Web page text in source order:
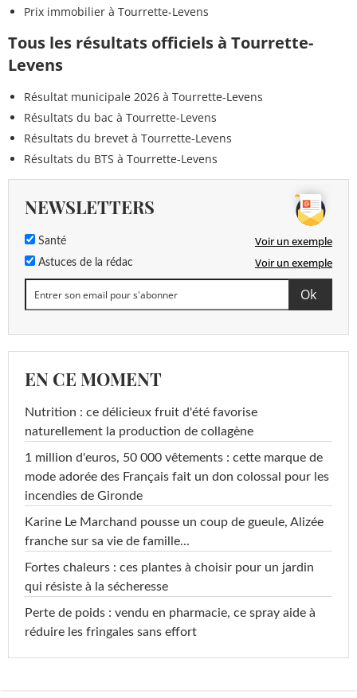
Prix immobilier à Tourrette-Levens
Tous les résultats officiels à Tourrette-
Levens
Résultat municipale 2026 à Tourrette-Levens
Résultats du bac à Tourrette-Levens
Résultats du brevet à Tourrette-Levens
Résultats du BTS à Tourrette-Levens
NEWSLETTERS
Santé Voir un exemple
Astuces de la rédac Voir un exemple
EN CE MOMENT
Nutrition : ce délicieux fruit d'été favorise
naturellement la production de collagène
1 million d'euros, 50 000 vêtements : cette marque de
mode adorée des Français fait un don colossal pour les
incendies de Gironde
Karine Le Marchand pousse un coup de gueule, Alizée
franche sur sa vie de famille...
Fortes chaleurs : ces plantes à choisir pour un jardin
qui résiste à la sécheresse
Perte de poids : vendu en pharmacie, ce spray aide à
réduire les fringales sans effort